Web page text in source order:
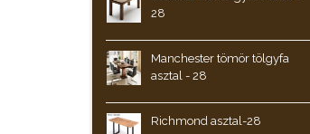
28
Manchester tömör tölgyfa
asztal - 28
Richmond asztal-28